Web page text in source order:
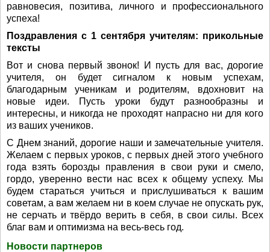
равновесия, позитива, личного и профессионального
успеха!
Поздравления с 1 сентября учителям: прикольные
тексты
Вот и снова первый звонок! И пусть для вас, дорогие
учителя, он будет сигналом к новым успехам,
благодарным ученикам и родителям, вдохновит на
новые идеи. Пусть уроки будут разнообразны и
интересны, и никогда не проходят напрасно ни для кого
из ваших учеников.
С Днем знаний, дорогие наши и замечательные учителя.
Желаем с первых уроков, с первых дней этого учебного
года взять борозды правления в свои руки и смело,
гордо, уверенно вести нас всех к общему успеху. Мы
будем стараться учиться и прислушиваться к вашим
советам, а вам желаем ни в коем случае не опускать рук,
не серчать и твёрдо верить в себя, в свои силы. Всех
благ вам и оптимизма на весь-весь год.
Новости партнеров